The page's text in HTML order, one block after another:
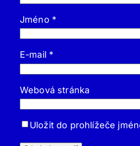
Jméno *
E-mail *
Webová stránka
Uložit do prohlížeče